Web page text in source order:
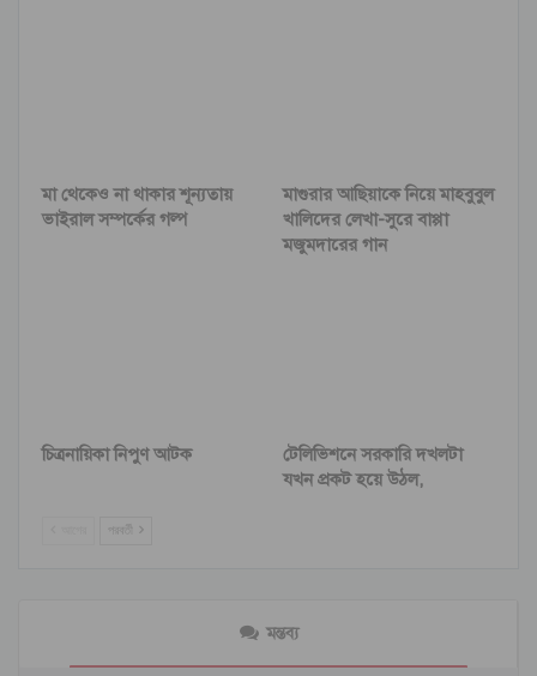
মা থেকেও না থাকার শূন্যতায়
ভাইরাল সম্পর্কের গল্প
মাগুরার আছিয়াকে নিয়ে মাহবুবুল
খালিদের লেখা-সুরে বাপ্পা
মজুমদারের গান
চিত্রনায়িকা নিপুণ আটক
টেলিভিশনে সরকারি দখলটা
যখন প্রকট হয়ে উঠল,
পরবর্তী
মন্তব্য